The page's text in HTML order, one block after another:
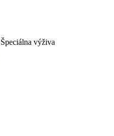
Špeciálna výživa